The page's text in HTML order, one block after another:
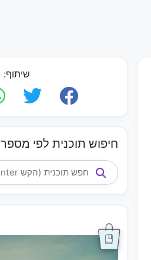
שיתוף:
חיפוש תוכנית לפי מספר